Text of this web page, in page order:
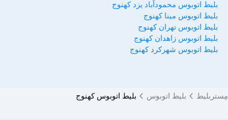
بلیط اتوبوس محمودآباد یزد کهنوج
بلیط اتوبوس مینا کهنوج
بلیط اتوبوس تهران کهنوج
بلیط اتوبوس زاهدان کهنوج
بلیط اتوبوس شهرکرد کهنوج
مِستربلیط بلیط اتوبوس بلیط اتوبوس کهنوج